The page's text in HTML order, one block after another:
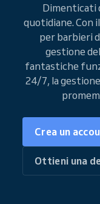
Dimenticati
quotidiane. Con
per barbieri
gestione
fantastiche
24/7, la
Crea un
Ottieni una